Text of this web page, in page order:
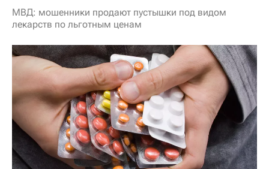
МВД: мошенники продают пустышки под видом
лекарств по льготным ценам